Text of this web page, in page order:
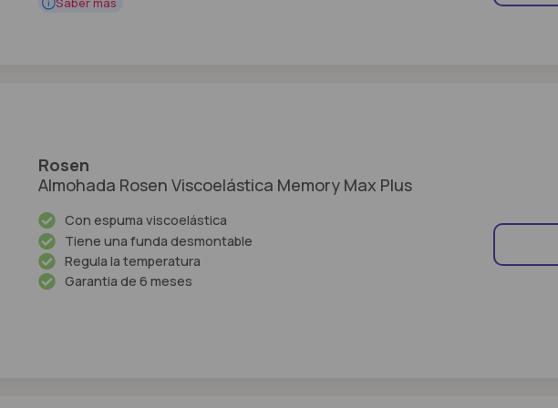
Rosen
Almohada Rosen Viscoelástica Memory Max Plus
Con espuma viscoelástica
Tiene una funda desmontable
Regula la temperatura
Garantia de 6 meses